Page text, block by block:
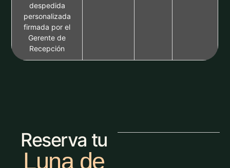
despedida
personalizada
firmada por el
Gerente de
Recepción
Reserva tu
Luna de